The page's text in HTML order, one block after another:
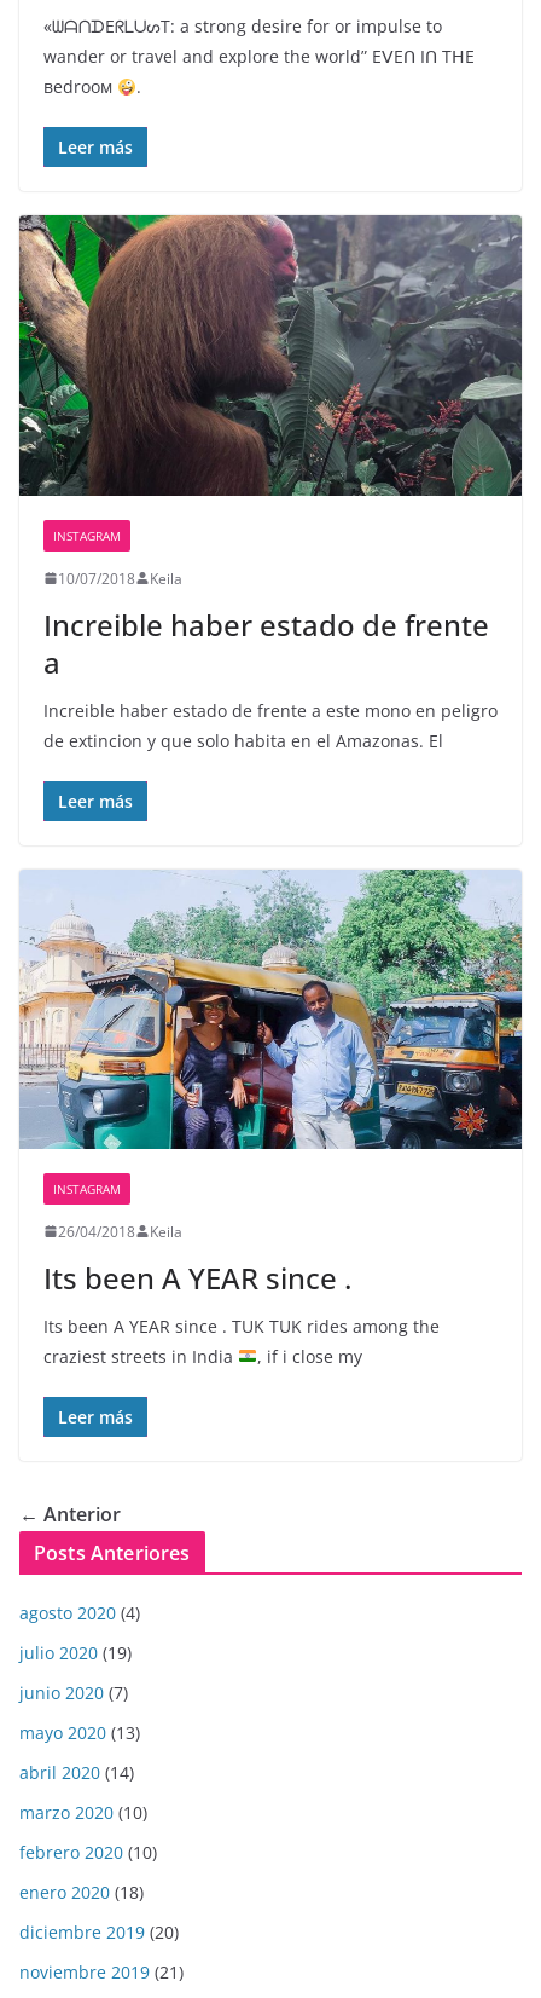
«ᗯᗩᑎᗪEᖇᒪᑌᔕT: a strong desire for or impulse to
wander or travel and explore the world” EᐯEᑎ Iᑎ TᕼE
вedrooм
.
Leer más
INSTAGRAM
10/07/2018 Keila
Increible haber estado de frente
a
Increible haber estado de frente a este mono en peligro
de extincion y que solo habita en el Amazonas. El
Leer más
INSTAGRAM
26/04/2018 Keila
Its been A YEAR since .
Its been A YEAR since . TUK TUK rides among the
craziest streets in India
, if i close my
Leer más
← Anterior
Posts Anteriores
agosto 2020 (4)
julio 2020 (19)
junio 2020 (7)
mayo 2020 (13)
abril 2020 (14)
marzo 2020 (10)
febrero 2020 (10)
enero 2020 (18)
diciembre 2019 (20)
noviembre 2019 (21)